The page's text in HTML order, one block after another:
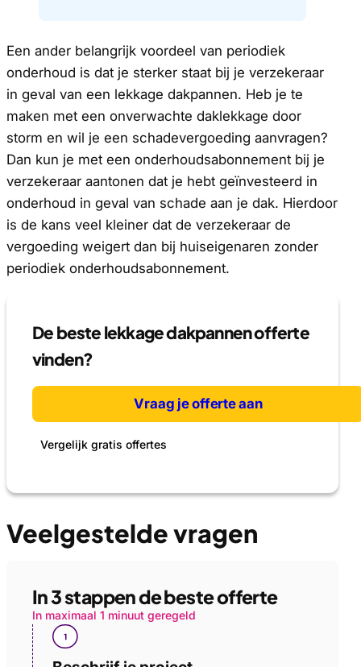
Een ander belangrijk voordeel van periodiek
onderhoud is dat je sterker staat bij je verzekeraar
in geval van een lekkage dakpannen. Heb je te
maken met een onverwachte daklekkage door
storm en wil je een schadevergoeding aanvragen?
Dan kun je met een onderhoudsabonnement bij je
verzekeraar aantonen dat je hebt geïnvesteerd in
onderhoud in geval van schade aan je dak. Hierdoor
is de kans veel kleiner dat de verzekeraar de
vergoeding weigert dan bij huiseigenaren zonder
periodiek onderhoudsabonnement.
De beste lekkage dakpannen offerte
vinden?
Vraag je offerte aan
Vergelijk gratis offertes
Veelgestelde vragen
In 3 stappen de beste offerte
In maximaal 1 minuut geregeld